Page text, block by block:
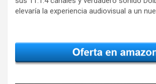
elevaría la experiencia audiovisual a un